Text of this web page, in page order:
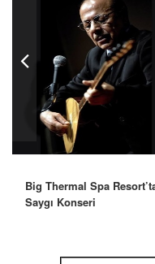
Big Thermal Spa
Saygı Konseri